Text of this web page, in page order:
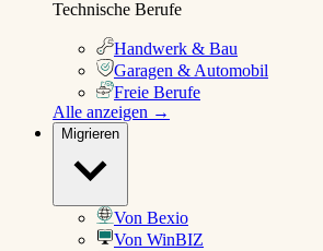
Technische Berufe
Handwerk & Bau
Garagen & Automobil
Freie Berufe
Alle anzeigen →
Migrieren
Von Bexio
Von WinBIZ